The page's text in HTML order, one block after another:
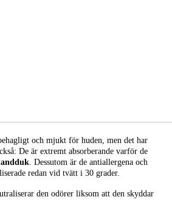
och mjukt för huden, men det har
De är extremt absorberande varför de
. Dessutom är de antiallergena och
redan vid tvätt i 30 grader.
den odörer liksom att den skyddar